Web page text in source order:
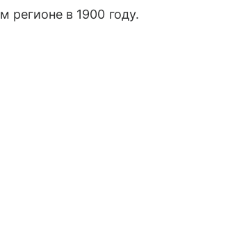
регионе в 1900 году.